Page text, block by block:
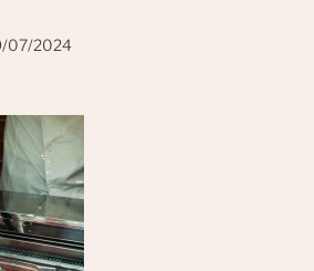
07/2024